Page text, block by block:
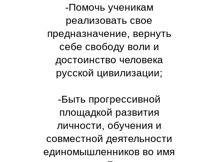
-Помочь ученикам
реализовать свое
предназначение, вернуть
себе свободу воли и
достоинство человека
русской цивилизации;
-Быть прогрессивной
площадкой развития
личности, обучения и
совместной деятельности
единомышленников во имя